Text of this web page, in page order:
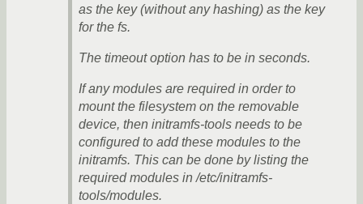
as the key (without any hashing) as the key
for the fs.
The timeout option has to be in seconds.
If any modules are required in order to
mount the filesystem on the removable
device, then initramfs-tools needs to be
configured to add these modules to the
initramfs. This can be done by listing the
required modules in /etc/initramfs-
tools/modules.